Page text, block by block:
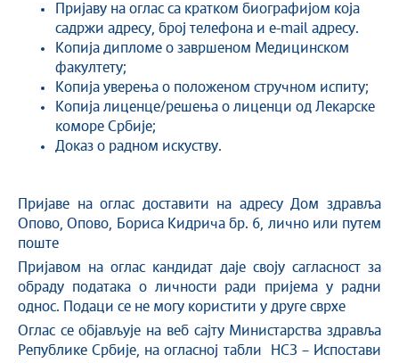
Пријаву на оглас са кратком биографијом која
садржи адресу, број телефона и e-mail адресу.
Копија дипломе о завршеном Медицинском
факултету;
Копија уверења о положеном стручном испиту;
Копија лиценце/решења о лиценци од Лекарске
коморе Србије;
Доказ о радном искуству.
Пријаве на оглас доставити на адресу Дом здравља
Опово, Опово, Бориса Кидрича бр. 6, лично или путем
поште
Пријавом на оглас кандидат даје своју сагласност за
обраду података о личности ради пријема у радни
однос. Подаци се не могу користити у друге сврхе
Оглас се објављује на веб сајту Министарства здравља
Републике Србије, на огласној табли НСЗ – Испостави